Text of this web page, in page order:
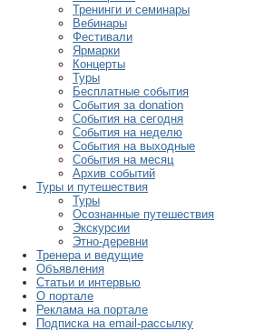
Тренинги и семинары
Вебинары
Фестивали
Ярмарки
Концерты
Туры
Бесплатные события
События за donation
События на сегодня
События на неделю
События на выходные
События на месяц
Архив событий
Туры и путешествия
Туры
Осознанные путешествия
Экскурсии
Этно-деревни
Тренера и ведущие
Объявления
Статьи и интервью
О портале
Реклама на портале
Подписка на email-рассылку